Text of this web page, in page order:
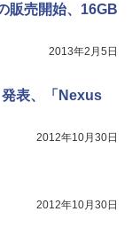
販売開始、16GB
2013年2月5日
表、「Nexus
2012年10月30日
2012年10月30日